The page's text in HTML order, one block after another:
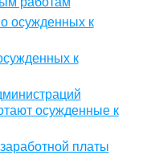
осужденных к
к
осужденные к
платы